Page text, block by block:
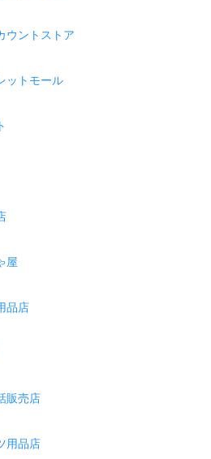
ウントストア
ットモール
屋
品店
販売店
用品店